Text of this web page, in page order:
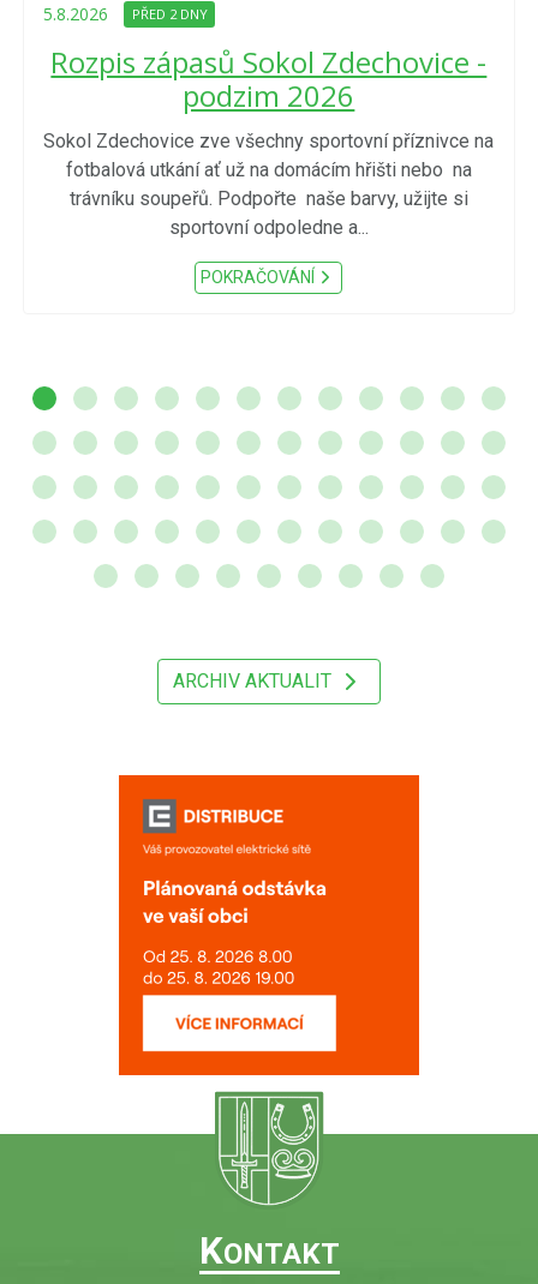
5.8.2026 PŘED 2 DNY
Rozpis zápasů Sokol Zdechovice -
podzim 2026
Sokol Zdechovice zve všechny sportovní příznivce na
fotbalová utkání ať už na domácím hřišti nebo na
trávníku soupeřů. Podpořte naše barvy, užijte si
sportovní odpoledne a...
POKRAČOVÁNÍ
ARCHIV AKTUALIT
KONTAKT